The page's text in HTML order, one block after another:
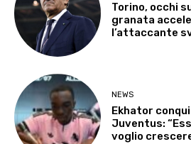
Torino, occhi
granata
l’attaccante
NEWS
Ekhator
Juventus:
voglio